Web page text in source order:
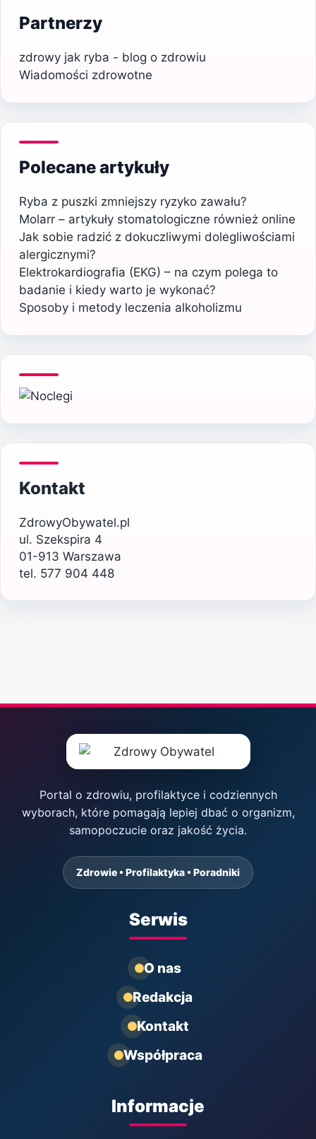
Partnerzy
zdrowy jak ryba - blog o zdrowiu
Wiadomości zdrowotne
Polecane artykuły
Ryba z puszki zmniejszy ryzyko zawału?
Molarr – artykuły stomatologiczne również online
Jak sobie radzić z dokuczliwymi dolegliwościami
alergicznymi?
Elektrokardiografia (EKG) – na czym polega to
badanie i kiedy warto je wykonać?
Sposoby i metody leczenia alkoholizmu
Kontakt
ZdrowyObywatel.pl
ul. Szekspira 4
01-913 Warszawa
tel. 577 904 448
Portal o zdrowiu, profilaktyce i codziennych
wyborach, które pomagają lepiej dbać o organizm,
samopoczucie oraz jakość życia.
Zdrowie • Profilaktyka • Poradniki
Serwis
O nas
Redakcja
Kontakt
Współpraca
Informacje